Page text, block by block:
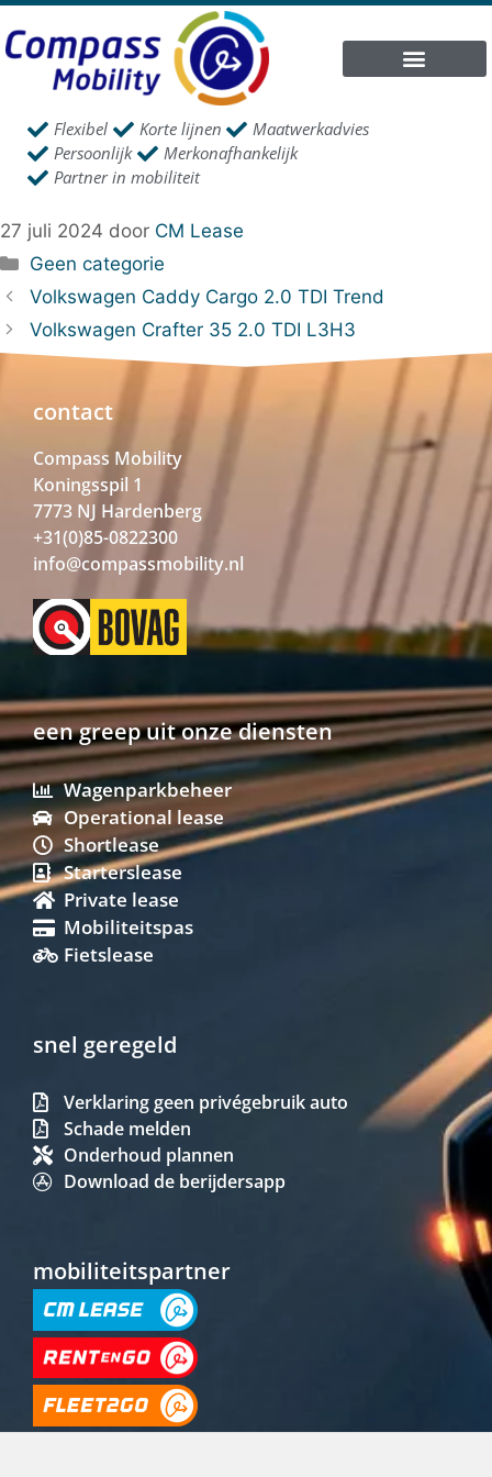
Flexibel Korte lijnen
Maatwerkadvies
Persoonlijk
Merkonafhankelijk
Partner in mobiliteit
27 juli 2024 door CM Lease
Geen categorie
Volkswagen Caddy Cargo 2.0 TDI Trend
Volkswagen Crafter 35 2.0 TDI L3H3
contact
Compass Mobility
Koningsspil 1
7773 NJ Hardenberg
+31(0)85-0822300
info@compassmobility.nl
een greep uit onze diensten
Wagenparkbeheer
Operational lease
Shortlease
Starterslease
Private lease
Mobiliteitspas
Fietslease
snel geregeld
Verklaring geen privégebruik auto
Schade melden
Onderhoud plannen
Download de berijdersapp
mobiliteitspartner